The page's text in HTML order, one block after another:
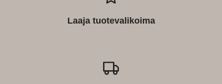
Laaja tuotevalikoima